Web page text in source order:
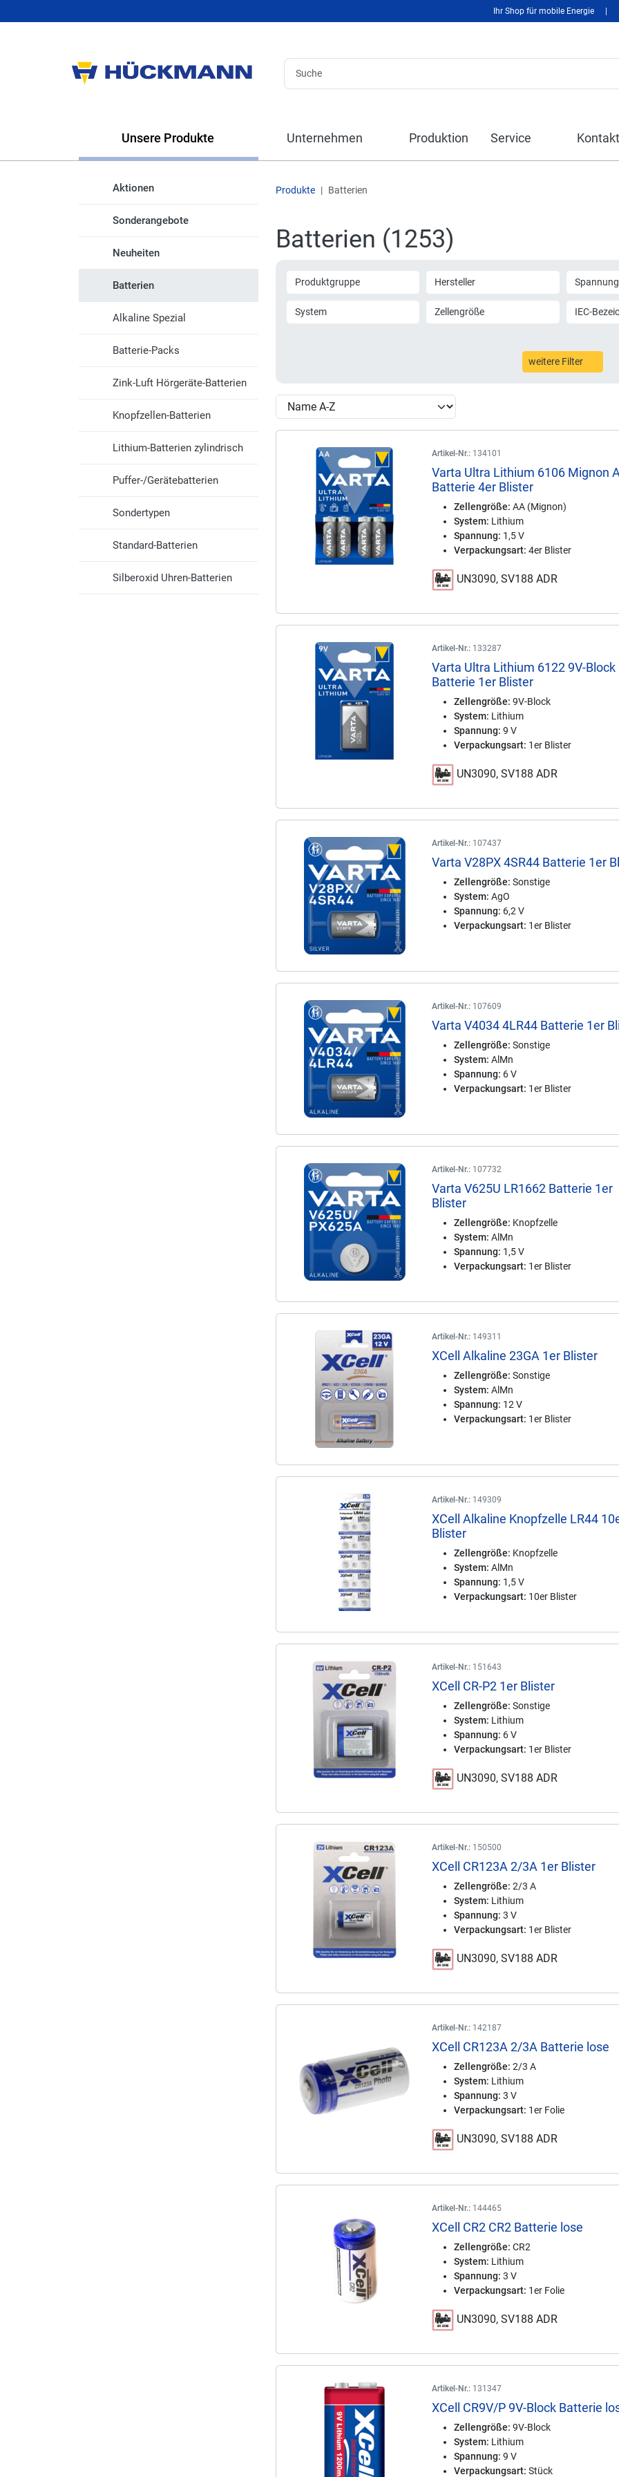
Ihr Shop für mobile Energie
Unsere Produkte Unternehmen Produktion Service Kontakt
Aktionen
Sonderangebote
Neuheiten
Batterien
Alkaline Spezial
Batterie-Packs
Zink-Luft Hörgeräte-Batterien
Knopfzellen-Batterien
Lithium-Batterien zylindrisch
Puffer-/Gerätebatterien
Sondertypen
Standard-Batterien
Silberoxid Uhren-Batterien
Produkte Batterien
Batterien (1253)
Produktgruppe Hersteller Spannung
System Zellengröße IEC-
weitere Filter
Artikel-Nr.: 134101
Varta Ultra Lithium 6106 Mignon
Batterie 4er Blister
Zellengröße: AA (Mignon)
System: Lithium
Spannung: 1,5 V
Verpackungsart: 4er Blister
UN3090, SV188 ADR
Artikel-Nr.: 133287
Varta Ultra Lithium 6122 9V-Block
Batterie 1er Blister
Zellengröße: 9V-Block
System: Lithium
Spannung: 9 V
Verpackungsart: 1er Blister
UN3090, SV188 ADR
Artikel-Nr.: 107437
Varta V28PX 4SR44 Batterie 1er
Zellengröße: Sonstige
System: AgO
Spannung: 6,2 V
Verpackungsart: 1er Blister
Artikel-Nr.: 107609
Varta V4034 4LR44 Batterie 1er
Zellengröße: Sonstige
System: AlMn
Spannung: 6 V
Verpackungsart: 1er Blister
Artikel-Nr.: 107732
Varta V625U LR1662 Batterie 1er
Blister
Zellengröße: Knopfzelle
System: AlMn
Spannung: 1,5 V
Verpackungsart: 1er Blister
Artikel-Nr.: 149311
XCell Alkaline 23GA 1er Blister
Zellengröße: Sonstige
System: AlMn
Spannung: 12 V
Verpackungsart: 1er Blister
Artikel-Nr.: 149309
XCell Alkaline Knopfzelle LR44
Blister
Zellengröße: Knopfzelle
System: AlMn
Spannung: 1,5 V
Verpackungsart: 10er Blister
Artikel-Nr.: 151643
XCell CR-P2 1er Blister
Zellengröße: Sonstige
System: Lithium
Spannung: 6 V
Verpackungsart: 1er Blister
UN3090, SV188 ADR
Artikel-Nr.: 150500
XCell CR123A 2/3A 1er Blister
Zellengröße: 2/3 A
System: Lithium
Spannung: 3 V
Verpackungsart: 1er Blister
UN3090, SV188 ADR
Artikel-Nr.: 142187
XCell CR123A 2/3A Batterie lose
Zellengröße: 2/3 A
System: Lithium
Spannung: 3 V
Verpackungsart: 1er Folie
UN3090, SV188 ADR
Artikel-Nr.: 144465
XCell CR2 CR2 Batterie lose
Zellengröße: CR2
System: Lithium
Spannung: 3 V
Verpackungsart: 1er Folie
UN3090, SV188 ADR
Artikel-Nr.: 131347
XCell CR9V/P 9V-Block Batterie
Zellengröße: 9V-Block
System: Lithium
Spannung: 9 V
Verpackungsart: Stück